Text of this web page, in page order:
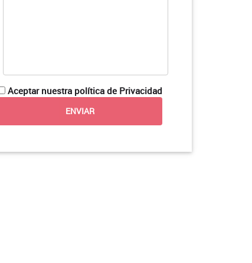
Aceptar nuestra política de Privacidad